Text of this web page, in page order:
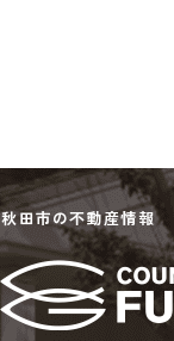
秋田市の不動産情報